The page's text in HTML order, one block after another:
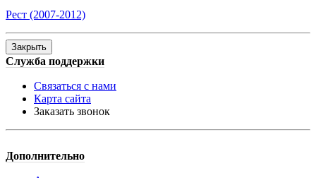
Рест (2007-2012)
Закрыть
Служба поддержки
Связаться с нами
Карта сайта
Заказать звонок
Дополнительно